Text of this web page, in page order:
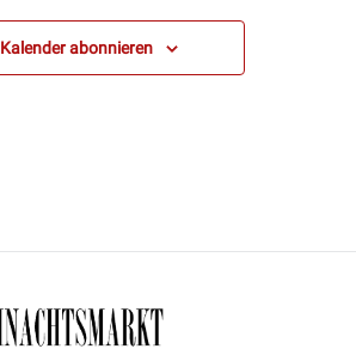
Kalender abonnieren